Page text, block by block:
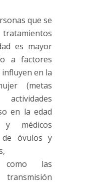
que se
es mayor
a factores
en la
(metas
en la edad
médicos
de óvulos y
como las